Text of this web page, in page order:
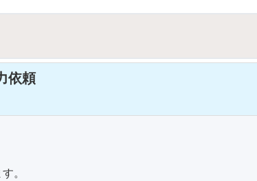
依頼
。